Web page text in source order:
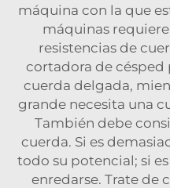
máquina con la que
máquinas
resistencias de
cortadora de césped
cuerda delgada,
grande necesita una
También debe
cuerda. Si es
todo su potencial; si
enredarse. Trate de